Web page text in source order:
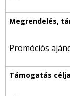
Promóciós